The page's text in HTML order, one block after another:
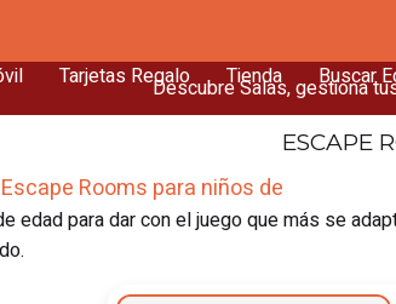
Tarjetas Regalo Tienda Buscar
Descubre Salas, gestiona
ESCAPE
Rooms para niños de
edad para dar con el juego que más se